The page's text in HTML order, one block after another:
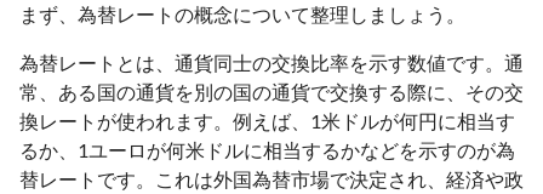
まず、為替レートの概念について整理しましょう。
為替レートとは、通貨同士の交換比率を示す数値です。通
常、ある国の通貨を別の国の通貨で交換する際に、その交
換レートが使われます。例えば、1米ドルが何円に相当す
るか、1ユーロが何米ドルに相当するかなどを示すのが為
替レートです。これは外国為替市場で決定され、経済や政